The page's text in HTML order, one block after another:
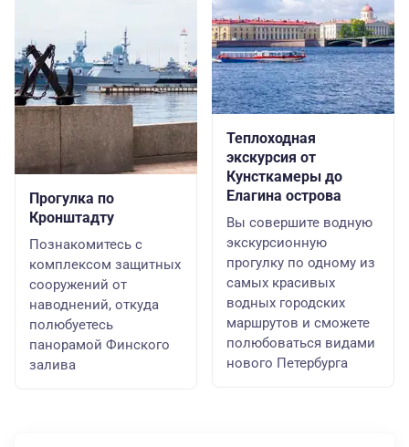
Прогулка по
Кронштадту
Познакомитесь с
комплексом защитных
сооружений от
наводнений, откуда
полюбуетесь
панорамой Финского
залива
Теплоходная
экскурсия от
Кунсткамеры до
Елагина острова
Вы совершите водную
экскурсионную
прогулку по одному из
самых красивых
водных городских
маршрутов и сможете
полюбоваться видами
нового Петербурга